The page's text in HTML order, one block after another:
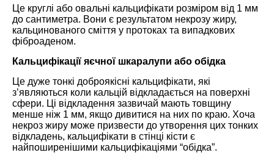
Це круглі або овальні кальцифікати розміром від 1 мм
до сантиметра. Вони є результатом некрозу жиру,
кальцинованого сміття у протоках та випадкових
фіброаденом.
Кальцифікації яєчної шкаралупи або обідка
Це дуже тонкі доброякісні кальцифікати, які
з’являються коли кальцій відкладається на поверхні
сфери. Ці відкладення зазвичай мають товщину
менше ніж 1 мм, якщо дивитися на них по краю. Хоча
некроз жиру може призвести до утворення цих тонких
відкладень, кальцифікати в стінці кісти є
найпоширенішими кальцифікаціями “обідка”.